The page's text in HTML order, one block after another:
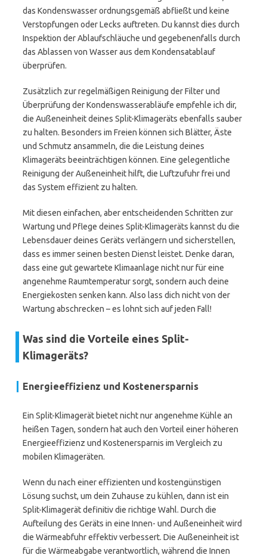
das Kondenswasser ordnungsgemäß abfließt und keine
Verstopfungen oder Lecks auftreten. Du kannst dies durch
Inspektion der Ablaufschläuche und gegebenenfalls durch
das Ablassen von Wasser aus dem Kondensatablauf
überprüfen.
Zusätzlich zur regelmäßigen Reinigung der Filter und
Überprüfung der Kondenswasserabläufe empfehle ich dir,
die Außeneinheit deines Split-Klimageräts ebenfalls sauber
zu halten. Besonders im Freien können sich Blätter, Äste
und Schmutz ansammeln, die die Leistung deines
Klimageräts beeinträchtigen können. Eine gelegentliche
Reinigung der Außeneinheit hilft, die Luftzufuhr frei und
das System effizient zu halten.
Mit diesen einfachen, aber entscheidenden Schritten zur
Wartung und Pflege deines Split-Klimageräts kannst du die
Lebensdauer deines Geräts verlängern und sicherstellen,
dass es immer seinen besten Dienst leistet. Denke daran,
dass eine gut gewartete Klimaanlage nicht nur für eine
angenehme Raumtemperatur sorgt, sondern auch deine
Energiekosten senken kann. Also lass dich nicht von der
Wartung abschrecken – es lohnt sich auf jeden Fall!
Was sind die Vorteile eines Split-
Klimageräts?
Energieeffizienz und Kostenersparnis
Ein Split-Klimagerät bietet nicht nur angenehme Kühle an
heißen Tagen, sondern hat auch den Vorteil einer höheren
Energieeffizienz und Kostenersparnis im Vergleich zu
mobilen Klimageräten.
Wenn du nach einer effizienten und kostengünstigen
Lösung suchst, um dein Zuhause zu kühlen, dann ist ein
Split-Klimagerät definitiv die richtige Wahl. Durch die
Aufteilung des Geräts in eine Innen- und Außeneinheit wird
die Wärmeabfuhr effektiv verbessert. Die Außeneinheit ist
für die Wärmeabgabe verantwortlich, während die Innen